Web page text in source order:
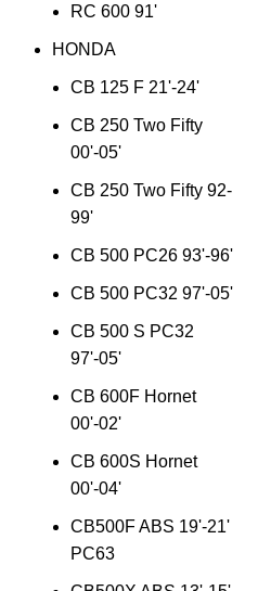
RC 600 91'
HONDA
CB 125 F 21'-24'
CB 250 Two Fifty
00'-05'
CB 250 Two Fifty 92-
99'
CB 500 PC26 93'-96'
CB 500 PC32 97'-05'
CB 500 S PC32
97'-05'
CB 600F Hornet
00'-02'
CB 600S Hornet
00'-04'
CB500F ABS 19'-21'
PC63